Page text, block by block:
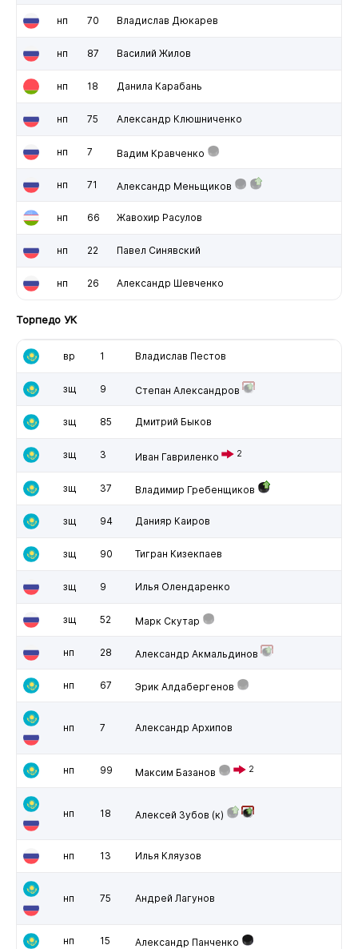
нп 70 Владислав Дюкарев
нп 87 Василий Жилов
нп 18 Данила Карабань
нп 75 Александр Клюшниченко
нп 7 Вадим Кравченко
нп 71 Александр Меньщиков
нп 66 Жавохир Расулов
нп 22 Павел Синявский
нп 26 Александр Шевченко
Торпедо УК
вр 1 Владислав Пестов
зщ 9 Степан Александров
зщ 85 Дмитрий Быков
зщ 3 Иван Гавриленко 2
зщ 37 Владимир Гребенщиков
зщ 94 Данияр Каиров
зщ 90 Тигран Кизекпаев
зщ 9 Илья Олендаренко
зщ 52 Марк Скутар
нп 28 Александр Акмальдинов
нп 67 Эрик Алдабергенов
нп 7 Александр Архипов
нп 99 Максим Базанов 2
нп 18 Алексей Зубов (к)
нп 13 Илья Кляузов
нп 75 Андрей Лагунов
нп 15 Александр Панченко